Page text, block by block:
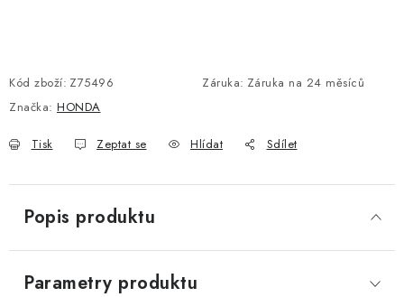
Kód zboží: Z75496 Záruka: Záruka na 24 měsíců
Značka: HONDA
Tisk Zeptat se Hlídat Sdílet
Popis produktu
Parametry produktu